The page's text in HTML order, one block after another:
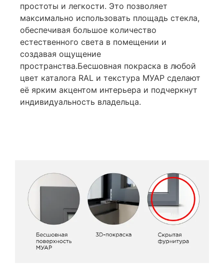
простоты и легкости. Это позволяет
максимально использовать площадь стекла,
обеспечивая большое количество
естественного света в помещении и
создавая ощущение
пространства.Бесшовная покраска в любой
цвет каталога RAL и текстура МУАР сделают
её ярким акцентом интерьера и подчеркнут
индивидуальность владельца.